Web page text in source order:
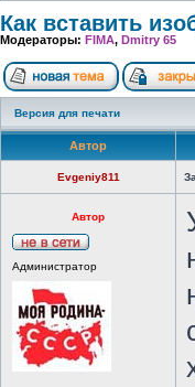
Как вставить
Модераторы: FIMA, Dmitry 65
Версия для печати
Автор
Evgeniy811
Автор
Администратор